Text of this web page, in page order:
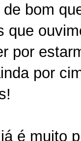
bom
que
por
por
é muito